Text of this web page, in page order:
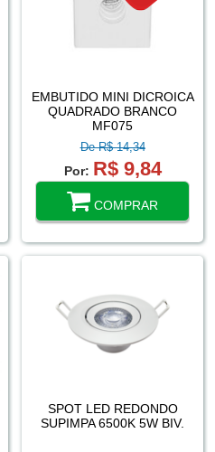
EMBUTIDO MINI DICROICA
QUADRADO BRANCO
MF075
De R$ 14,34
Por: R$ 9,84
COMPRAR
SPOT LED REDONDO
SUPIMPA 6500K 5W BIV.